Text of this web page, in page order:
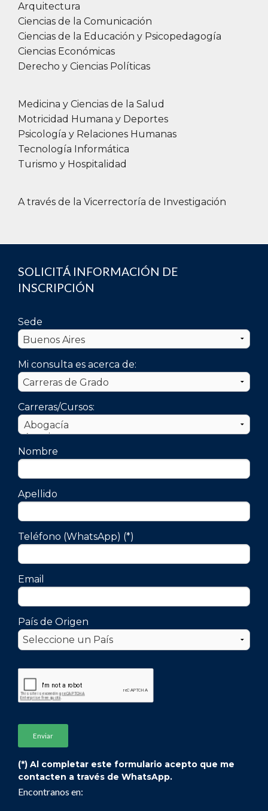
Arquitectura
Ciencias de la Comunicación
Ciencias de la Educación y Psicopedagogía
Ciencias Económicas
Derecho y Ciencias Políticas
Medicina y Ciencias de la Salud
Motricidad Humana y Deportes
Psicología y Relaciones Humanas
Tecnología Informática
Turismo y Hospitalidad
A través de la Vicerrectoría de Investigación
SOLICITÁ INFORMACIÓN DE
INSCRIPCIÓN
Sede
Mi consulta es acerca de:
Carreras/Cursos:
Nombre
Apellido
Teléfono (WhatsApp) (*)
Email
País de Origen
(*) Al completar este formulario acepto que me
contacten a través de WhatsApp.
Encontranos en: